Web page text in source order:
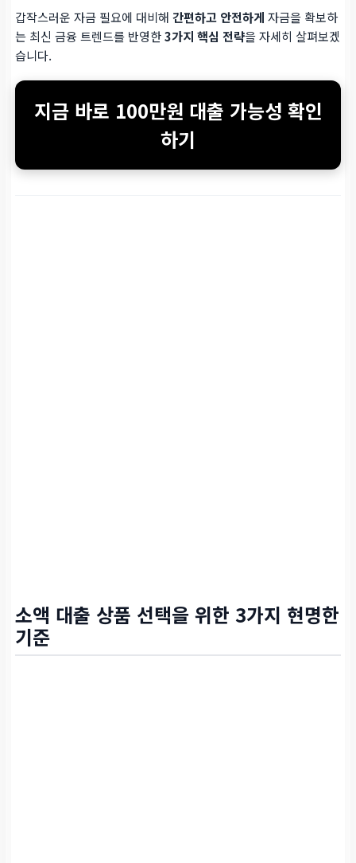
갑작스러운 자금 필요에 대비해 간편하고 안전하게 자금을 확보하
는 최신 금융 트렌드를 반영한3가지 핵심 전략을 자세히 살펴보겠
습니다.
지금 바로 100만원 대출 가능성 확인
하기
소액 대출 상품 선택을 위한 3가지 현명한
기준